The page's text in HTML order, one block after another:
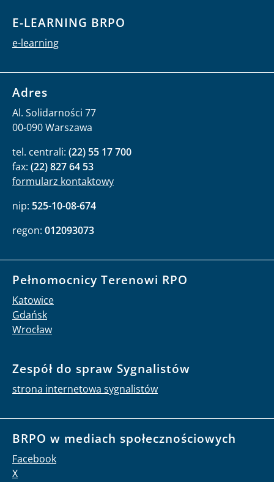
E-LEARNING BRPO
e-learning
Adres
Al. Solidarności 77
00-090 Warszawa
tel. centrali: (22) 55 17 700
fax: (22) 827 64 53
formularz kontaktowy
nip: 525-10-08-674
regon: 012093073
Pełnomocnicy Terenowi RPO
Katowice
Gdańsk
Wrocław
Zespół do spraw Sygnalistów
strona internetowa sygnalistów
BRPO w mediach społecznościowych
Facebook
X